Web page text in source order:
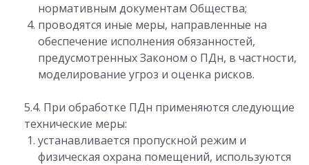
нормативным документам Общества;
проводятся иные меры, направленные на
обеспечение исполнения обязанностей,
предусмотренных Законом о ПДн, в частности,
моделирование угроз и оценка рисков.
5.4. При обработке ПДн применяются следующие
технические меры:
устанавливается пропускной режим и
физическая охрана помещений, используются